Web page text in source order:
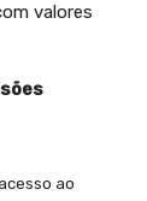
valores
ao